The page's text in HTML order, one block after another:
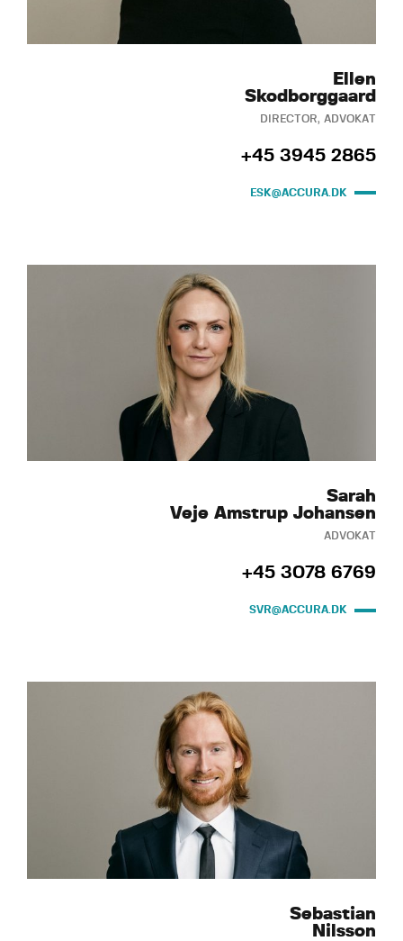
Ellen
Skodborggaard
DIRECTOR, ADVOKAT
+45 3945 2865
ESK@ACCURA.DK
Sarah
Veje Amstrup Johansen
ADVOKAT
+45 3078 6769
SVR@ACCURA.DK
Sebastian
Nilsson